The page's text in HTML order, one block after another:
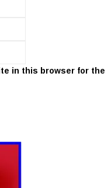
in this browser for the